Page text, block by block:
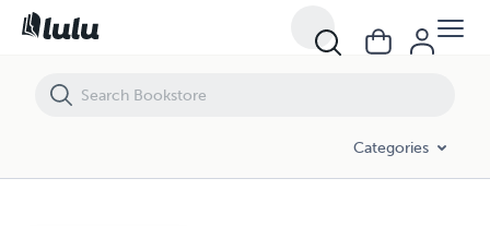
Categories
CREADOS PARA SER FELICES